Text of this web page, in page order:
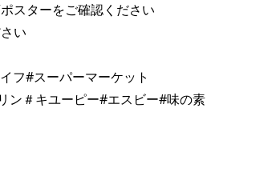
スターをご確認ください
い
フ#スーパーマーケット